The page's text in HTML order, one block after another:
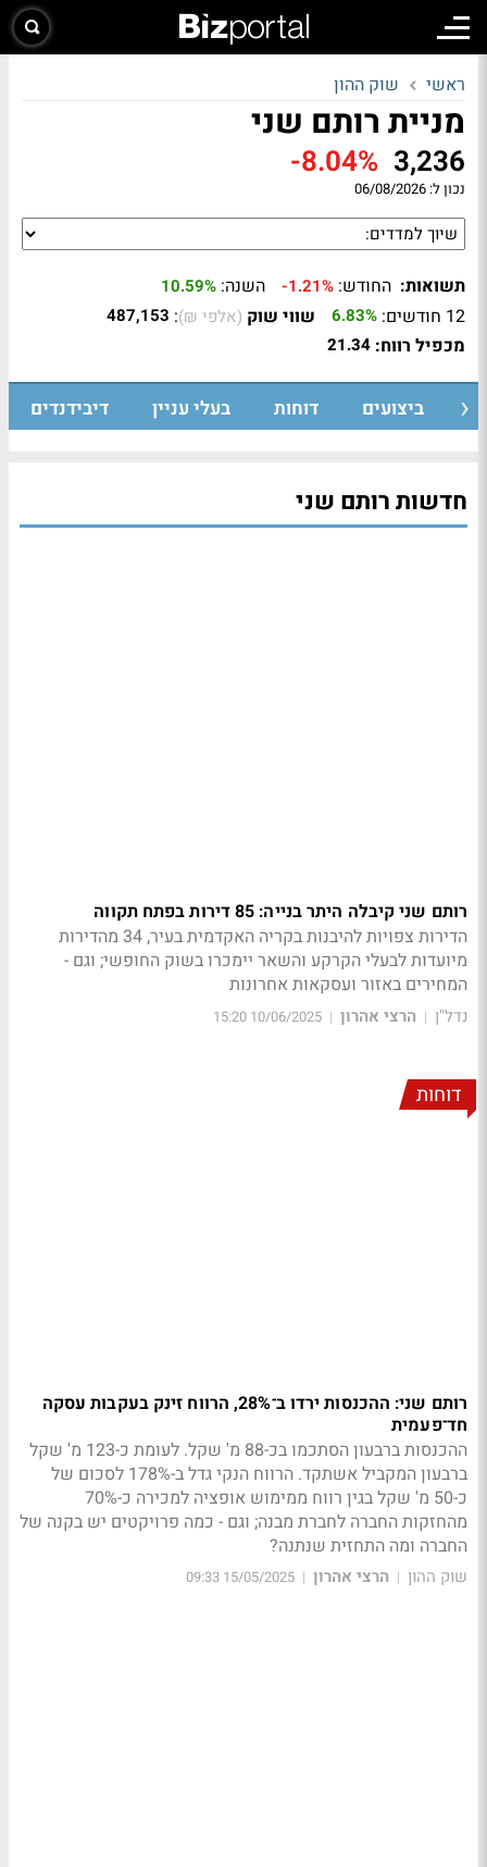
ראשי שוק ההון
מניית רותם שני
3,236
-8.04%
נכון ל: 06/08/2026
תשואות: החודש: -1.21% השנה: 10.59%
12 חודשים: 6.83% שווי שוק (אלפי ₪):
487,153
מכפיל רווח: 21.34
ביצועים דוחות בעלי עניין דיבידנדים
חדשות רותם שני
רותם שני קיבלה היתר בנייה: 85 דירות בפתח תקווה
הדירות צפויות להיבנות בקריה האקדמית בעיר, 34 מהדירות
מיועדות לבעלי הקרקע והשאר יימכרו בשוק החופשי; וגם -
המחירים באזור ועסקאות אחרונות
נדל"ן | הרצי אהרון |
10/06/2025 15:20
דוחות
רותם שני: ההכנסות ירדו ב־28%, הרווח זינק בעקבות עסקה
חד־פעמית
ההכנסות ברבעון הסתכמו בכ-88 מ' שקל. לעומת כ-123 מ' שקל
ברבעון המקביל אשתקד. הרווח הנקי גדל ב-178% לסכום של
כ-50 מ' שקל בגין רווח ממימוש אופציה למכירה כ-70%
מהחזקות החברה לחברת מבנה; וגם - כמה פרויקטים יש בקנה של
החברה ומה התחזית שנתנה?
שוק ההון | הרצי אהרון |
15/05/2025 09:33